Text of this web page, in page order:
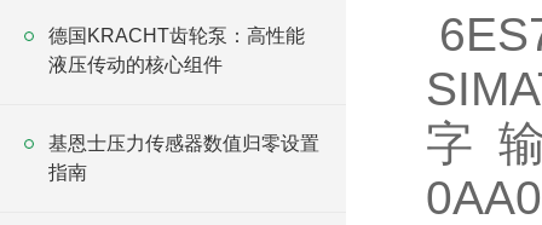
德国KRACHT齿轮泵：高性能
液压传动的核心组件
基恩士压力传感器数值归零设置
指南
字